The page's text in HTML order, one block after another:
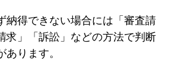
納得できない場合には「審査請
求」「訴訟」などの方法で判断
あります。